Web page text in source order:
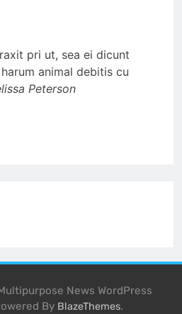
pri ut, sea ei dicunt
animal debitis cu
Peterson
News WordPress
By BlazeThemes.